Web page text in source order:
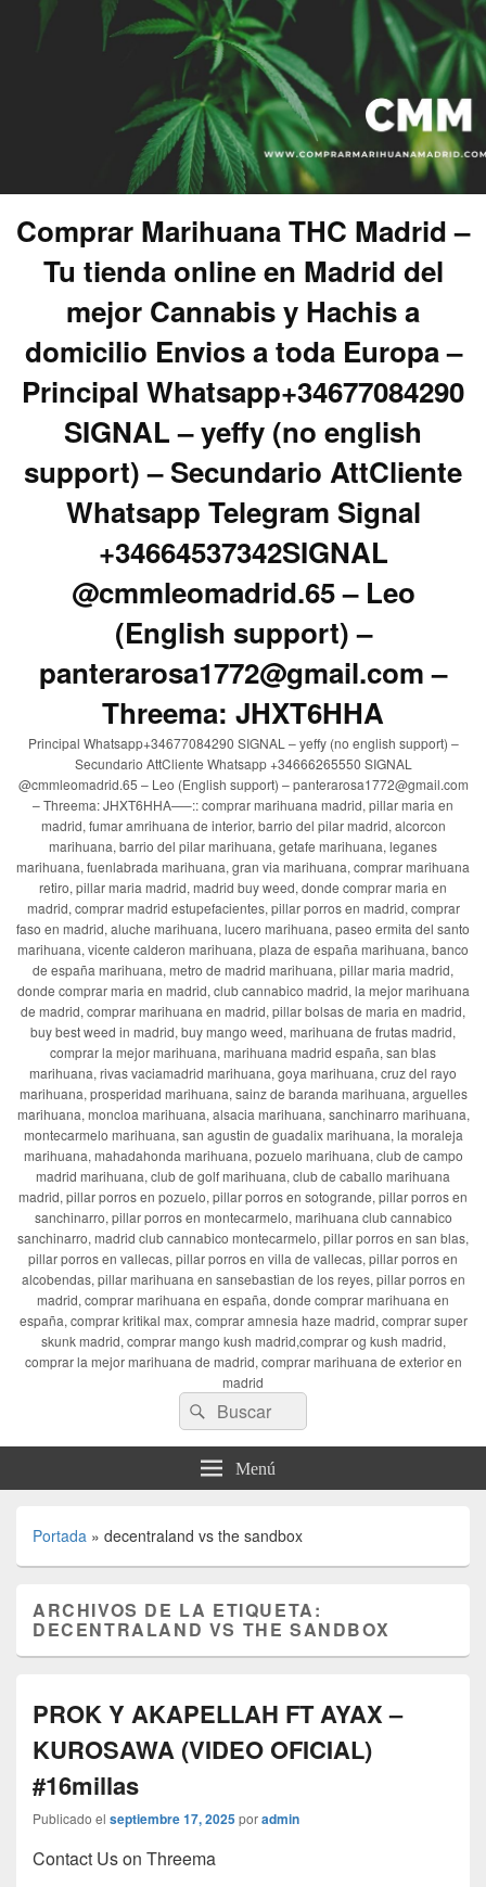
Comprar Marihuana THC Madrid –
Tu tienda online en Madrid del
mejor Cannabis y Hachis a
domicilio Envios a toda Europa –
Principal Whatsapp+34677084290
SIGNAL – yeffy (no english
support) – Secundario AttCliente
Whatsapp Telegram Signal
+34664537342SIGNAL
@cmmleomadrid.65 – Leo
(English support) –
panterarosa1772@gmail.com –
Threema: JHXT6HHA
Principal Whatsapp+34677084290 SIGNAL – yeffy (no english support) –
Secundario AttCliente Whatsapp +34666265550 SIGNAL
@cmmleomadrid.65 – Leo (English support) – panterarosa1772@gmail.com
– Threema: JHXT6HHA—–:: comprar marihuana madrid, pillar maria en
madrid, fumar amrihuana de interior, barrio del pilar madrid, alcorcon
marihuana, barrio del pilar marihuana, getafe marihuana, leganes
marihuana, fuenlabrada marihuana, gran via marihuana, comprar marihuana
retiro, pillar maria madrid, madrid buy weed, donde comprar maria en
madrid, comprar madrid estupefacientes, pillar porros en madrid, comprar
faso en madrid, aluche marihuana, lucero marihuana, paseo ermita del santo
marihuana, vicente calderon marihuana, plaza de españa marihuana, banco
de españa marihuana, metro de madrid marihuana, pillar maria madrid,
donde comprar maria en madrid, club cannabico madrid, la mejor marihuana
de madrid, comprar marihuana en madrid, pillar bolsas de maria en madrid,
buy best weed in madrid, buy mango weed, marihuana de frutas madrid,
comprar la mejor marihuana, marihuana madrid españa, san blas
marihuana, rivas vaciamadrid marihuana, goya marihuana, cruz del rayo
marihuana, prosperidad marihuana, sainz de baranda marihuana, arguelles
marihuana, moncloa marihuana, alsacia marihuana, sanchinarro marihuana,
montecarmelo marihuana, san agustin de guadalix marihuana, la moraleja
marihuana, mahadahonda marihuana, pozuelo marihuana, club de campo
madrid marihuana, club de golf marihuana, club de caballo marihuana
madrid, pillar porros en pozuelo, pillar porros en sotogrande, pillar porros en
sanchinarro, pillar porros en montecarmelo, marihuana club cannabico
sanchinarro, madrid club cannabico montecarmelo, pillar porros en san blas,
pillar porros en vallecas, pillar porros en villa de vallecas, pillar porros en
alcobendas, pillar marihuana en sansebastian de los reyes, pillar porros en
madrid, comprar marihuana en españa, donde comprar marihuana en
españa, comprar kritikal max, comprar amnesia haze madrid, comprar super
skunk madrid, comprar mango kush madrid,comprar og kush madrid,
comprar la mejor marihuana de madrid, comprar marihuana de exterior en
madrid
Buscar
por:
Buscar
Menú
Portada » decentraland vs the sandbox
ARCHIVOS DE LA ETIQUETA:
DECENTRALAND VS THE SANDBOX
PROK Y AKAPELLAH FT AYAX –
KUROSAWA (VIDEO OFICIAL)
#16millas
Publicado el septiembre 17, 2025poradmin
Contact Us on Threema